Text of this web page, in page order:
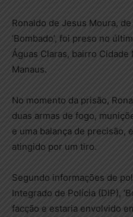
Ronaldo de Jesus Moura,
‘Bombado’, foi preso no
Águas Claras, bairro Cidade
Manaus.
No momento da prisão,
duas armas de fogo,
e uma balança de precisão,
atingido por um tiro.
Segundo informações de
Integrado de Polícia (DIP),
facção e estaria envolvido